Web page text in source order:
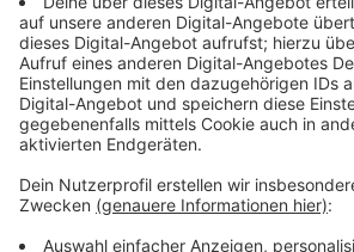
fassen die neuen Modelle 63 Liter.
Die Deckel der neuen Eimer sind
verhindern, dass Müll auf die Eimer
die Testphase erfolgreich verläuft,
2026 weitere größere Mülleimer
Anzeige